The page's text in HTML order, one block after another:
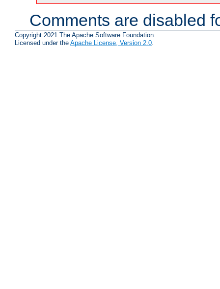
Comments are disabled
Copyright 2021 The Apache Software Foundation.
Licensed under the Apache License, Version 2.0.